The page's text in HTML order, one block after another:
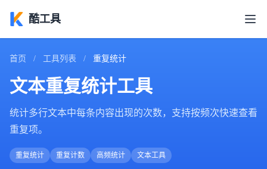
酷工具
首页 / 工具列表 / 重复统计
文本重复统计工具
统计多行文本中每条内容出现的次数，支持按频次快速查看
重复项。
重复统计 重复计数 高频统计 文本工具